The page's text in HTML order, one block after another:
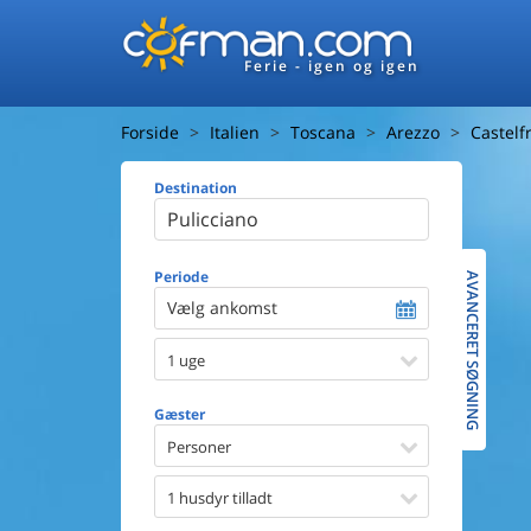
Ferie - igen og igen
Forside Italien Toscana Arezzo
Destination
Periode
Vælg ankomst
1 uge
Gæster
Personer
1 husdyr tilladt
Afstand til
Udsigt til
Faciliteter
Spa
AVANCERET SØGNING